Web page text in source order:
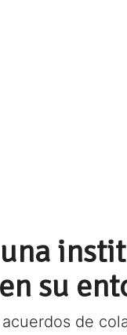
una
su
de